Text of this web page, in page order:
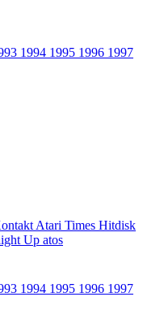
1994 1995 1996 1997
Atari Times Hitdisk
Up atos
1994 1995 1996 1997